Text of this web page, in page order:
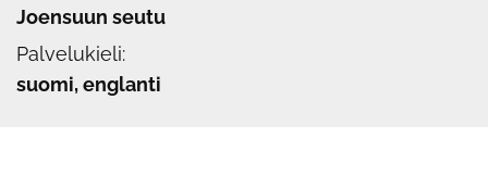
Joensuun seutu
Palvelukieli:
suomi, englanti